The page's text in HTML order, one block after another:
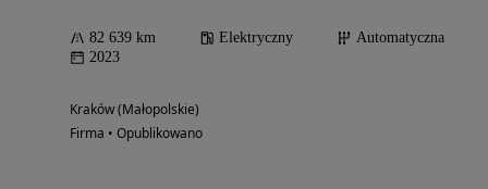
82 639 km Elektryczny
Automatyczna
2023
Kraków (Małopolskie)
Firma • Opublikowano